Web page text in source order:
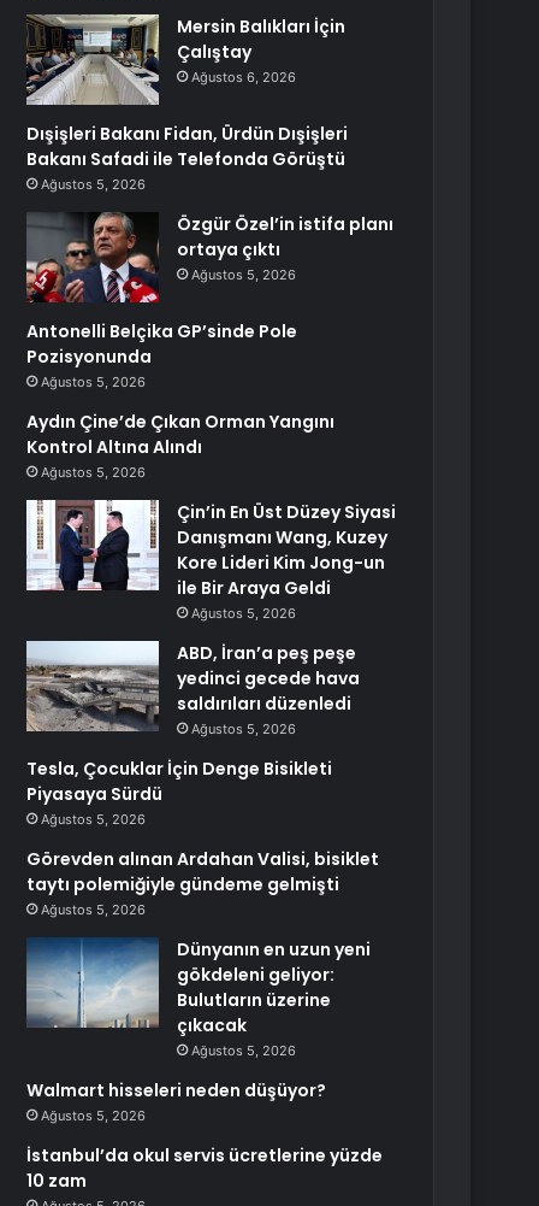
Mersin Balıkları İçin
Çalıştay
Ağustos 6, 2026
Dışişleri Bakanı Fidan, Ürdün Dışişleri
Bakanı Safadi ile Telefonda Görüştü
Ağustos 5, 2026
Özgür Özel’in istifa planı
ortaya çıktı
Ağustos 5, 2026
Antonelli Belçika GP’sinde Pole
Pozisyonunda
Ağustos 5, 2026
Aydın Çine’de Çıkan Orman Yangını
Kontrol Altına Alındı
Ağustos 5, 2026
Çin’in En Üst Düzey Siyasi
Danışmanı Wang, Kuzey
Kore Lideri Kim Jong-un
ile Bir Araya Geldi
Ağustos 5, 2026
ABD, İran’a peş peşe
yedinci gecede hava
saldırıları düzenledi
Ağustos 5, 2026
Tesla, Çocuklar İçin Denge Bisikleti
Piyasaya Sürdü
Ağustos 5, 2026
Görevden alınan Ardahan Valisi, bisiklet
taytı polemiğiyle gündeme gelmişti
Ağustos 5, 2026
Dünyanın en uzun yeni
gökdeleni geliyor:
Bulutların üzerine
çıkacak
Ağustos 5, 2026
Walmart hisseleri neden düşüyor?
Ağustos 5, 2026
İstanbul’da okul servis ücretlerine yüzde
10 zam